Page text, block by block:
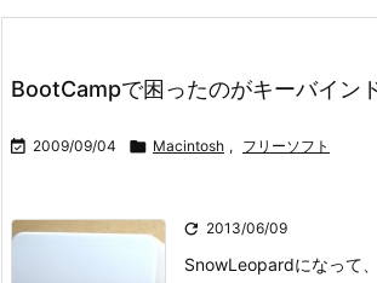
BootCampで困ったのがキーバイン
 2009/09/04  Macintosh , フリーソフト
 2013/06/09
SnowLeopardになって